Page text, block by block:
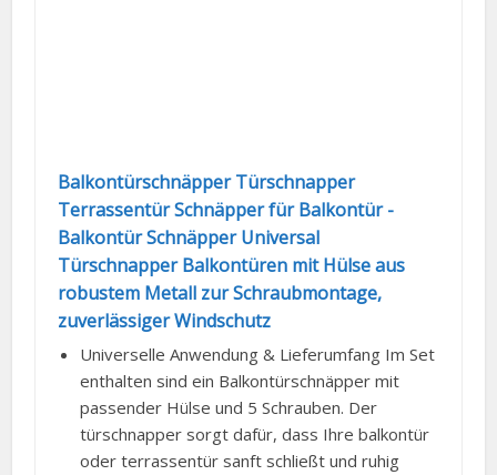
Balkontürschnäpper Türschnapper
Terrassentür Schnäpper für Balkontür -
Balkontür Schnäpper Universal
Türschnapper Balkontüren mit Hülse aus
robustem Metall zur Schraubmontage,
zuverlässiger Windschutz
Universelle Anwendung & Lieferumfang Im Set
enthalten sind ein Balkontürschnäpper mit
passender Hülse und 5 Schrauben. Der
türschnapper sorgt dafür, dass Ihre balkontür
oder terrassentür sanft schließt und ruhig